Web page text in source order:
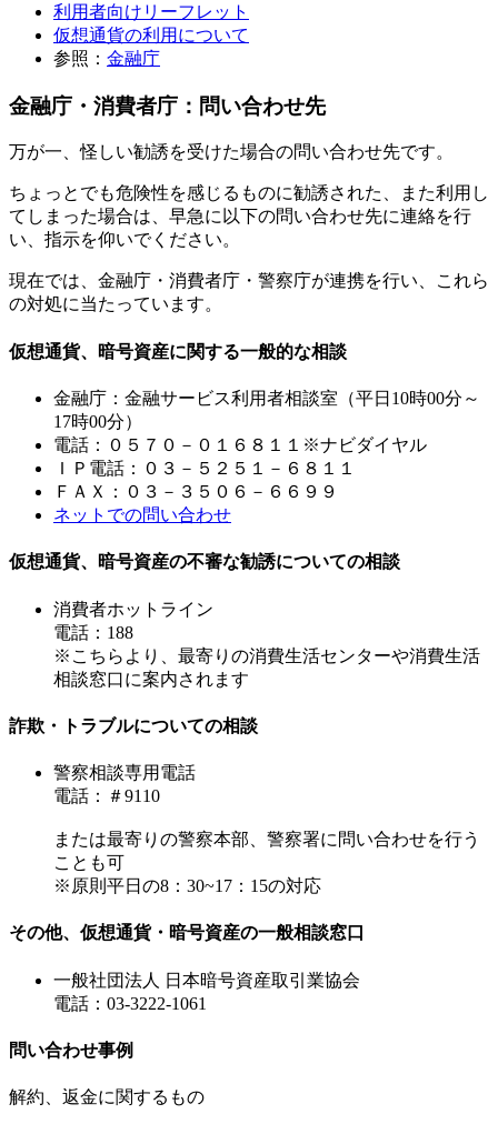
利用者向けリーフレット
仮想通貨の利用について
参照： 金融庁
金融庁・消費者庁：問い合わせ先
万が一、怪しい勧誘を受けた場合の問い合わせ先です。
ちょっとでも危険性を感じるものに勧誘された、また利用し
てしまった場合は、早急に以下の問い合わせ先に連絡を行
い、指示を仰いでください。
現在では、金融庁・消費者庁・警察庁が連携を行い、これら
の対処に当たっています。
仮想通貨、暗号資産に関する一般的な相談
金融庁：金融サービス利用者相談室（平日10時00分～
17時00分）
電話：０５７０－０１６８１１※ナビダイヤル
ＩＰ電話：０３－５２５１－６８１１
ＦＡＸ：０３－３５０６－６６９９
ネットでの問い合わせ
仮想通貨、暗号資産の不審な勧誘についての相談
消費者ホットライン
電話：188
※こちらより、最寄りの消費生活センターや消費生活
相談窓口に案内されます
詐欺・トラブルについての相談
警察相談専用電話
電話：＃9110
または最寄りの警察本部、警察署に問い合わせを行う
ことも可
※原則平日の8：30~17：15の対応
その他、仮想通貨・暗号資産の一般相談窓口
一般社団法人 日本暗号資産取引業協会
電話：03-3222-1061
問い合わせ事例
解約、返金に関するもの